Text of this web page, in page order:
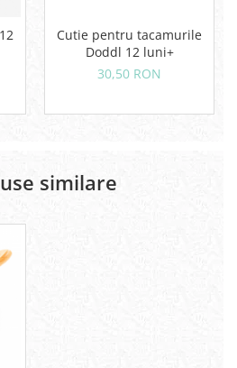
Cutie pentru tacamurile
Doddl 12 luni+
30,50 RON
similare